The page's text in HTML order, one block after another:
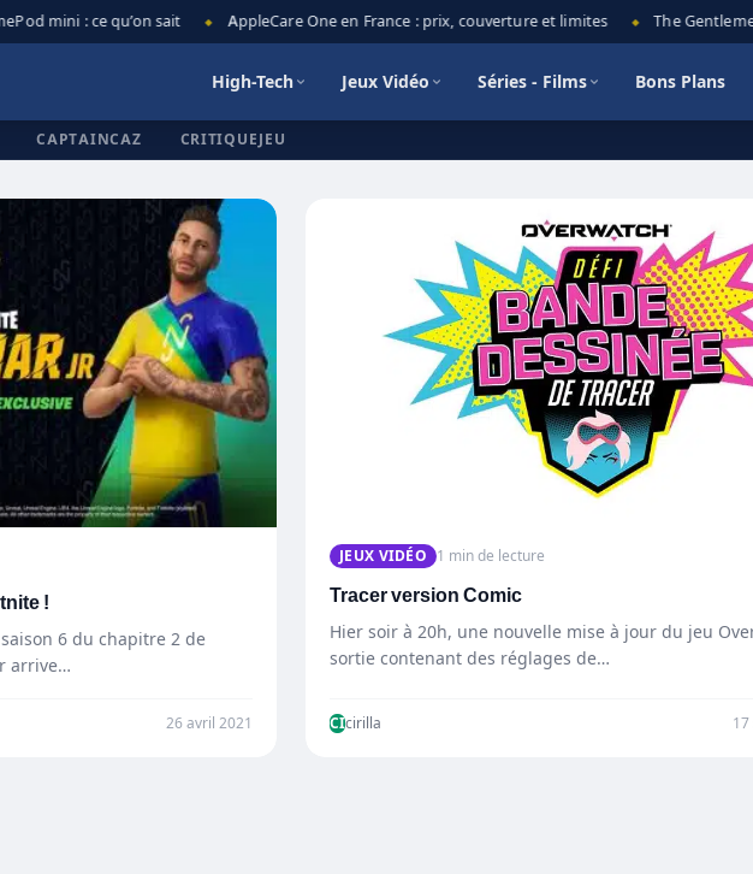
mini : ce qu’on sait AppleCare One en France : prix, couverture et limites The
High-Tech Jeux Vidéo Séries - Films Bons Plans
CAPTAINCAZ CRITIQUEJEU
!
6 du chapitre 2 de
arrive…
26 avril 2021
JEUX VIDÉO 1 min de lecture
Tracer version Comic
Hier soir à 20h, une nouvelle mise à jour du jeu
sortie contenant des réglages de…
CIcirilla